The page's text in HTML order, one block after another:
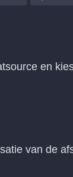
en
van de